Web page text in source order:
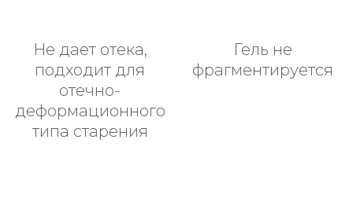
Не дает отека,
подходит для
отечно-
деформационного
типа старения
Гель не
фрагментируется